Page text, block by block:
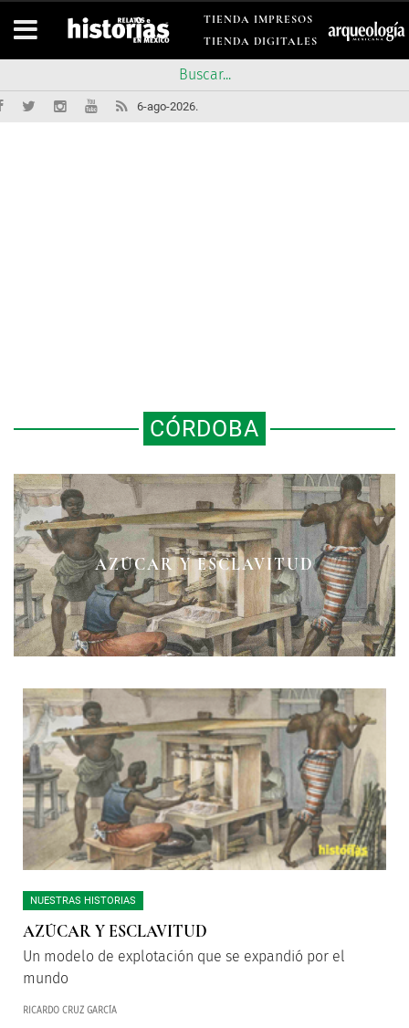
TIENDA IMPRESOS
TIENDA DIGITALES
6-ago-2026.
CÓRDOBA
AZÚCAR Y ESCLAVITUD
NUESTRAS HISTORIAS
AZÚCAR Y ESCLAVITUD
Un modelo de explotación que se expandió por el
mundo
RICARDO CRUZ GARCÍA